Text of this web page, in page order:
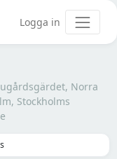
Logga in
Norra
Stockholms